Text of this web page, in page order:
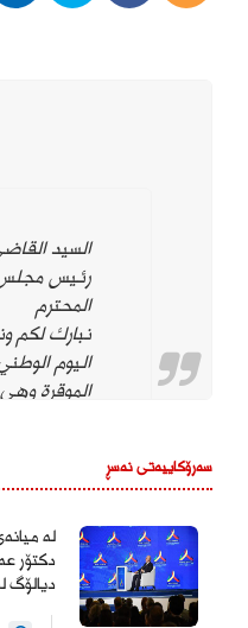
السيد
رئيس مجلس
المحترم
نبارك لكم
اليوم
الموقرة
للسلطة
سەرۆکاییەتی نەسڕ
لە
دکتۆر
دیالۆگ